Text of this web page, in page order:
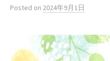
Posted on 2024年9月1日